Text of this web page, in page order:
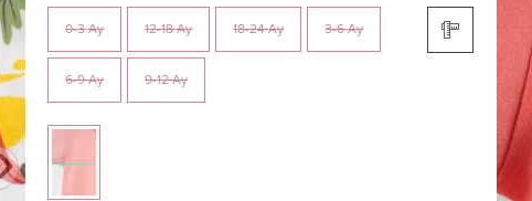
0-3 Ay 12-18 Ay 18-24 Ay 3-6 Ay
6-9 Ay 9-12 Ay